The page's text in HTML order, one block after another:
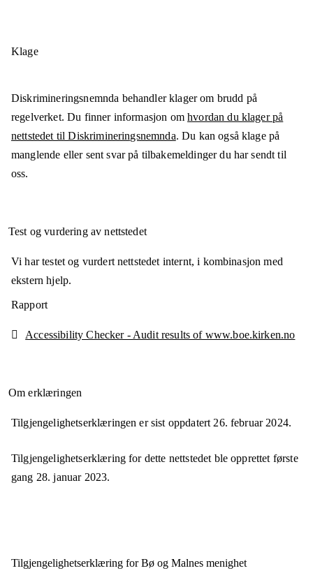
Klage
Diskrimineringsnemnda behandler klager om brudd på
regelverket. Du finner informasjon omhvordan du klager på
nettstedet til Diskrimineringsnemnda. Du kan også klage på
manglende eller sent svar på tilbakemeldinger du har sendt til
oss.
Test og vurdering av nettstedet
Vi har testet og vurdert nettstedet internt, i kombinasjon med
ekstern hjelp.
Rapport
Accessibility Checker - Audit results of www.boe.kirken.no
Om erklæringen
Tilgjengelighetserklæringen er sist oppdatert26. februar 2024.
Tilgjengelighetserklæring for dette nettstedet ble opprettet første
gang 28. januar 2023.
Tilgjengelighets­erklæring forBø og Malnes menighet